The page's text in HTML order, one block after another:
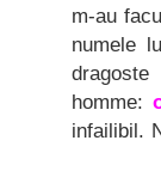
m-au
numele
homme:
infailibil.